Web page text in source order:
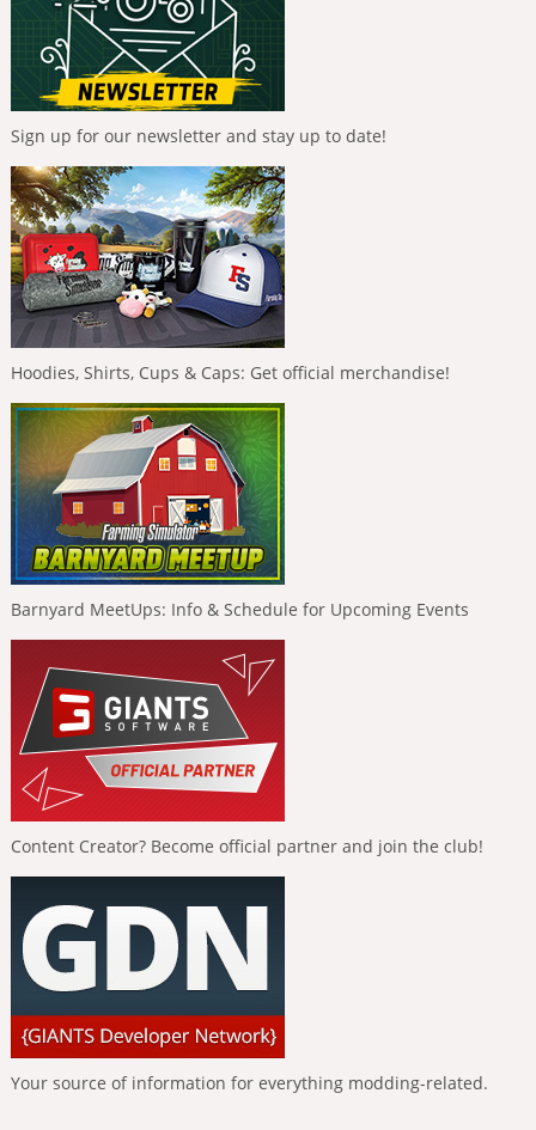
Sign up for our newsletter and stay up to date!
Hoodies, Shirts, Cups & Caps: Get official merchandise!
Barnyard MeetUps: Info & Schedule for Upcoming Events
Content Creator? Become official partner and join the club!
Your source of information for everything modding-related.